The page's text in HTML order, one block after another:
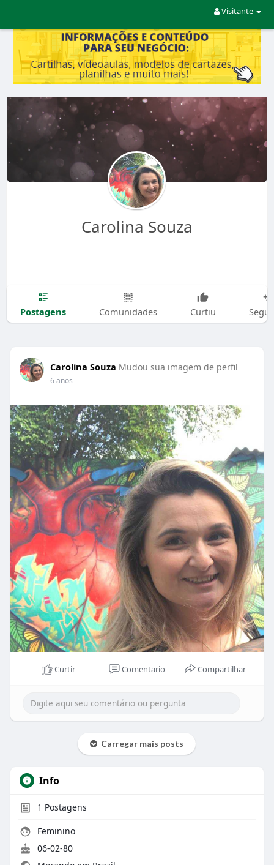
Visitante
Carolina Souza
Postagens Comunidades Curtiu
Carolina Souza Mudou sua imagem de perfil
6 anos
Curtir Comentario Compartilhar
Carregar mais posts
Info
1 Postagens
Feminino
06-02-80